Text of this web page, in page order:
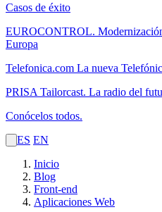
Casos de éxito
EUROCONTROL.
Europa
Telefonica.com La nueva
PRISA Tailorcast. La radio del
Conócelos todos.
ES EN
Inicio
Blog
Front-end
Aplicaciones Web